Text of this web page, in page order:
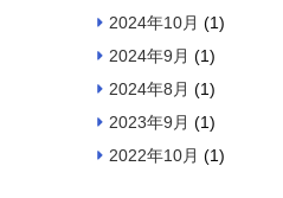
2024年10月 (1)
2024年9月 (1)
2024年8月 (1)
2023年9月 (1)
2022年10月 (1)